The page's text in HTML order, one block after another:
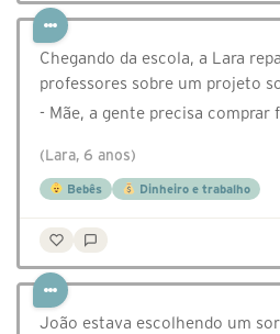
Chegando da escola, a Lara
professores sobre um projeto
- Mãe, a gente precisa comprar
(Lara, 6 anos)
Bebês Dinheiro e trabalho
João estava escolhendo um